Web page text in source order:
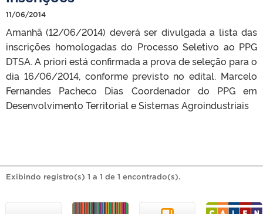
11/06/2014
Amanhã (12/06/2014) deverá ser divulgada a lista das
inscrições homologadas do Processo Seletivo ao PPG
DTSA. A priori está confirmada a prova de seleção para o
dia 16/06/2014, conforme previsto no edital. Marcelo
Fernandes Pacheco Dias Coordenador do PPG em
Desenvolvimento Territorial e Sistemas Agroindustriais
Exibindo registro(s) 1 a 1 de 1 encontrado(s).